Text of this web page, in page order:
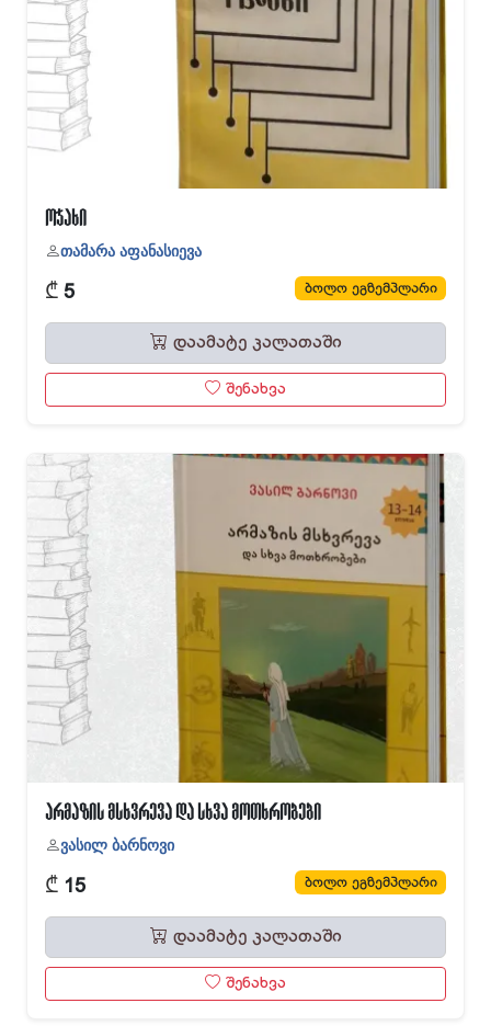
ოჯახი
თამარა აფანასიევა
₾ 5 ბოლო ეგზემპლარი
დაამატე კალათაში
შენახვა
არმაზის მსხვრევა და სხვა მოთხრობები
ვასილ ბარნოვი
₾ 15 ბოლო ეგზემპლარი
დაამატე კალათაში
შენახვა